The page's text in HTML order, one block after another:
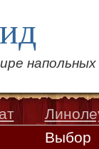
Выбор